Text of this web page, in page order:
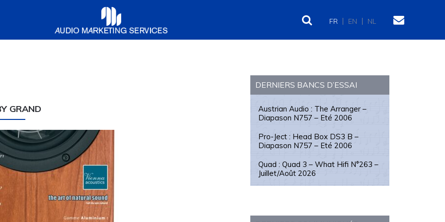
Audio
Marketing
FR EN NL
GRAND
latérale
principale
DERNIERS BANCS D’ESSAI
Austrian Audio : The Arranger –
Diapason N757 – Eté 2006
Pro-Ject : Head Box DS3 B –
Diapason N757 – Eté 2006
Quad : Quad 3 – What Hifi N°263 –
Juillet/Août 2026